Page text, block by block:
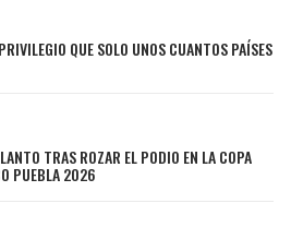
QUE SOLO UNOS CUANTOS PAÍSES
TRAS ROZAR EL PODIO EN LA COPA
PUEBLA 2026